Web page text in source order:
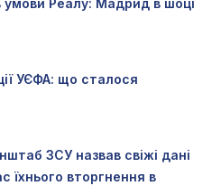
умови Реалу: Мадрид в шоці
УЄФА: що сталося
ЗСУ назвав свіжі дані
їхнього вторгнення в